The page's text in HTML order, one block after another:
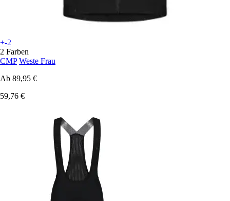
+-2
2 Farben
CMP Weste Frau
Ab 89,95 €
59,76 €